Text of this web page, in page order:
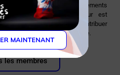
de participer à des événements
gastronomie. Habib Meddour est
avec ses confrères et de contribuer
culinaire collective.
les membres
MAINTENANT